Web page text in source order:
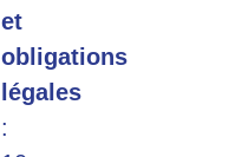
et
obligations
légales
: